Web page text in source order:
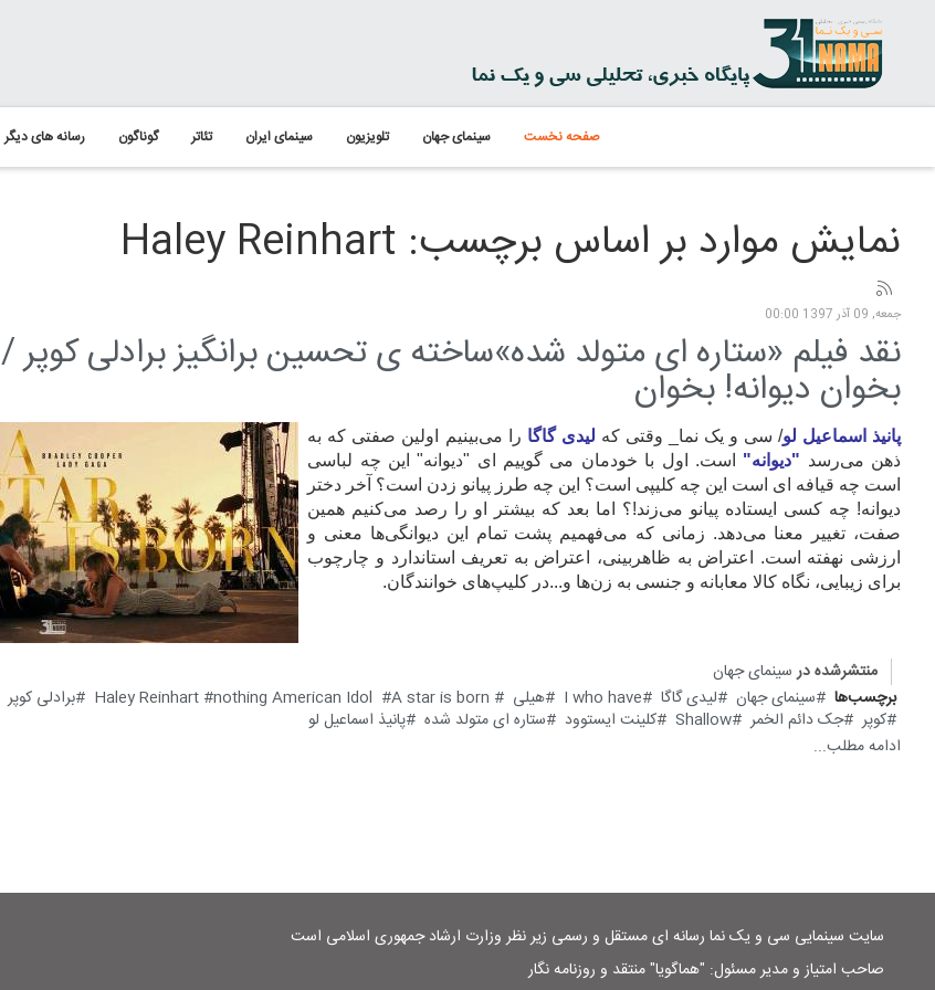
صفحه نخست سینمای جهان تلویزیون سینمای ایران تئاتر گوناگون رسانه های دیگر
نمایش موارد بر اساس برچسب: Haley Reinhart
جمعه, 09 آذر 1397 00:00
نقد فیلم «ستاره ای متولد شده»ساخته ی تحسین برانگیز برادلی کوپر /
بخوان دیوانه! بخوان
پانیذ اسماعیل لو/ سی و یک نما_ وقتی که لیدی گاگا را می‌بینیم اولین صفتی که به
ذهن می‌رسد "دیوانه"
است. اول با خودمان می گوییم ای "دیوانه" این چه لباسی
است چه قیافه ای است این چه کلیپی است؟ این چه طرز پیانو زدن است؟ آخر دختر
دیوانه‌! چه کسی ایستاده پیانو می‌زند!؟ اما بعد که بیشتر او را رصد می‌کنیم همین
صفت، تغییر معنا می‌دهد. زمانی که می‌فهمیم پشت تمام این دیوانگی‌ها معنی و
ارزشی نهفته است. اعتراض به ظاهربینی، اعتراض به تعریف استاندارد و چارچوب
برای زیبایی، نگاه کالا معابانه و جنسی به زن‌ها و...در کلیپ‌های خوانندگان.
منتشرشده در سینمای جهان
برچسب‌ها
سینمای جهان لیدی گاگا I who have هیلی Haley Reinhart nothing American Idol A star is born برادلی کوپر
کوپر
جک دائم الخمر Shallow کلینت ایستوود ستاره ای متولد شده
پانیذ اسماعیل لو
ادامه مطلب...
سایت سینمایی سی و یک نما رسانه ای مستقل و رسمی زیر نظر وزارت ارشاد جمهوری اسلامی است
صاحب امتیاز و مدیر مسئول: "هماگویا" منتقد و روزنامه نگار